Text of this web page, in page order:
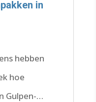
in
hebben
hoe
Gulpen-